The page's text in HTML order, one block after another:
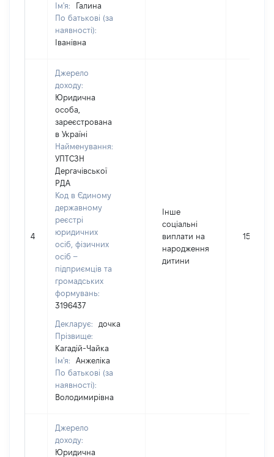
Ім'я:
Галина
По батькові (за
наявності):
Іванівна
4
Джерело
доходу:
Юридична
особа,
зареєстрована
в Україні
Найменування:
УПТСЗН
Дергачівської
РДА
Код в Єдиному
державному
реєстрі
юридичних
осіб, фізичних
осіб –
підприємців та
громадських
формувань:
3196437
Декларує:
дочка
Прізвище:
Кагадій-Чайка
Ім'я:
Анжеліка
По батькові (за
наявності):
Володимирівна
Інше
соціальні
виплати на
народження
дитини
15494
Джерело
доходу:
Юридична